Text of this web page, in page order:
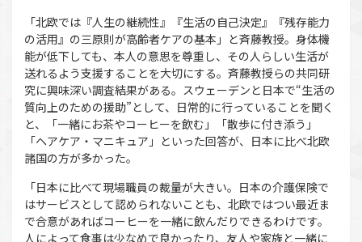
「北欧では『人生の継続性』『生活の自己決定』『残存能力
の活用』の三原則が高齢者ケアの基本」と斉藤教授。身体機
能が低下しても、本人の意思を尊重し、その人らしい生活が
送れるよう支援することを大切にする。斉藤教授らの共同研
究に興味深い調査結果がある。スウェーデンと日本で“生活の
質向上のための援助”として、日常的に行っていることを聞く
と、「一緒にお茶やコーヒーを飲む」「散歩に付き添う」
「ヘアケア・マニキュア」といった回答が、日本に比べ北欧
諸国の方が多かった。
「日本に比べて現場職員の裁量が大きい。日本の介護保険で
はサービスとして認められないことも、北欧ではつい最近ま
で合意があればコーヒーを一緒に飲んだりできるわけです。
人によって食事は少なめで良かったり、友人や家族と一緒に